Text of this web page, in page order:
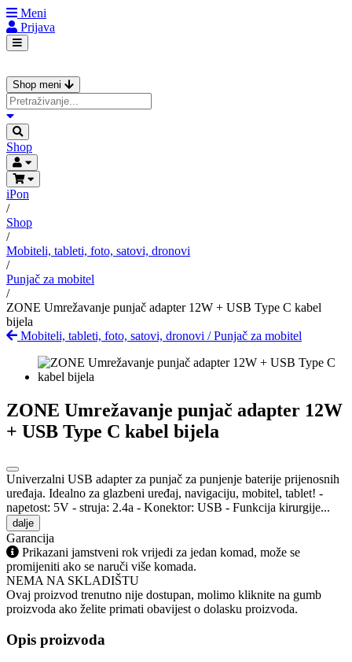
Meni
Prijava
Shop meni
Shop
iPon
/
Shop
/
Mobiteli, tableti, foto, satovi, dronovi
/
Punjač za mobitel
/
ZONE Umrežavanje punjač adapter 12W + USB Type C kabel
bijela
Mobiteli, tableti, foto, satovi, dronovi /Punjač za mobitel
ZONE Umrežavanje punjač adapter 12W
+ USB Type C kabel bijela
Univerzalni USB adapter za punjač za punjenje baterije prijenosnih
uređaja. Idealno za glazbeni uređaj, navigaciju, mobitel, tablet! -
napetost: 5V - struja: 2.4a - Konektor: USB - Funkcija kirurgije...
dalje
Garancija
Prikazani jamstveni rok vrijedi za jedan komad, može se
promijeniti ako se naruči više komada.
NEMA NA SKLADIŠTU
Ovaj proizvod trenutno nije dostupan, molimo kliknite na gumb
proizvoda ako želite primati obavijest o dolasku proizvoda.
Opis proizvoda